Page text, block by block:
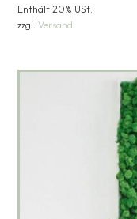
Enthält 20% USt.
zzgl.Versand